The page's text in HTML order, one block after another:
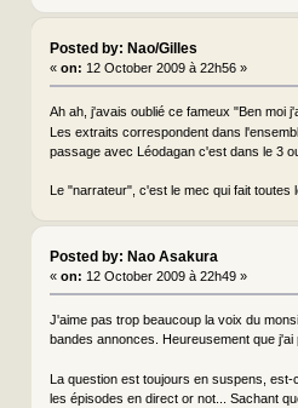
Posted by: Nao/Gilles
« on: 12 October 2009 à 22h56 »
Ah ah, j'avais oublié ce fameux "Ben moi
Les extraits correspondent dans
passage avec Léodagan c'est dans le 3
Le "narrateur", c'est le mec qui fait toutes
Posted by: Nao Asakura
« on: 12 October 2009 à 22h49 »
J'aime pas trop beaucoup la voix du
bandes annonces. Heureusement que
La question est toujours en suspens,
les épisodes en direct or not... Sachant